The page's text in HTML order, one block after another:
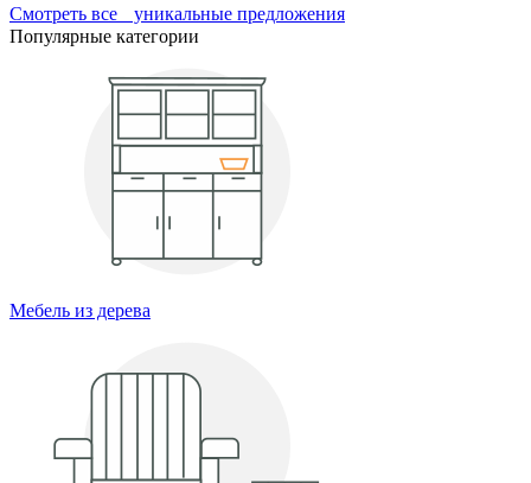
Смотреть все уникальные предложения
Популярные категории
Мебель из дерева